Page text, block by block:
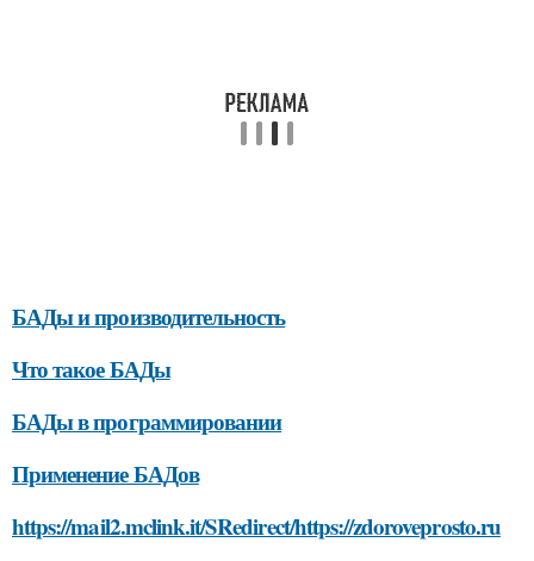
БАДы и производительность
Что такое БАДы
БАДы в программировании
Применение БАДов
https://mail2.mclink.it/SRedirect/https://zdoroveprosto.ru